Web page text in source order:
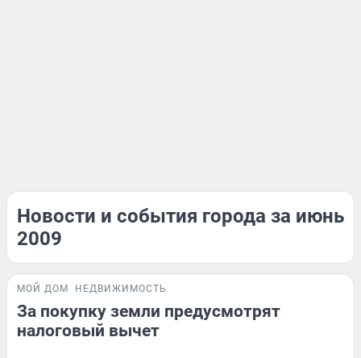
Новости и события города за июнь
2009
МОЙ ДОМ НЕДВИЖИМОСТЬ
За покупку земли предусмотрят
налоговый вычет